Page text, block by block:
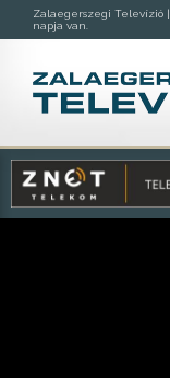
Zalaegerszegi Televízió |
napja van.